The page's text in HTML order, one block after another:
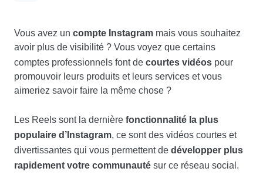
Vous avez un compte Instagram mais vous souhaitez
avoir plus de visibilité ? Vous voyez que certains
comptes professionnels font de courtes vidéos pour
promouvoir leurs produits et leurs services et vous
aimeriez savoir faire la même chose ?
Les Reels sont la dernière fonctionnalité la plus
populaire d’Instagram, ce sont des vidéos courtes et
divertissantes qui vous permettent de développer plus
rapidement votre communauté sur ce réseau social.